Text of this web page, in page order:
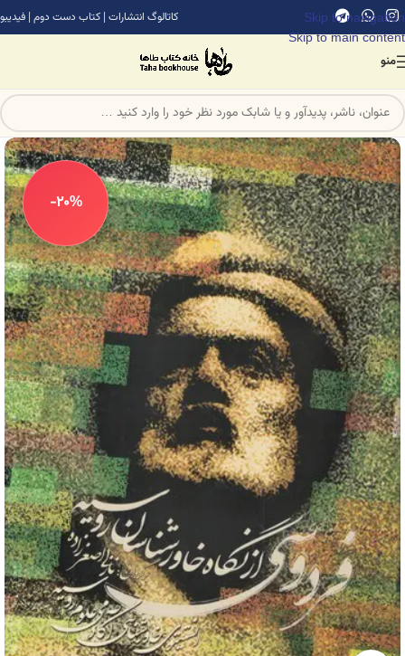
Skip to navigation
Skip to main content
کاتالوگ انتشارات | کتاب دست دوم | فیدیبو
منو
-20%